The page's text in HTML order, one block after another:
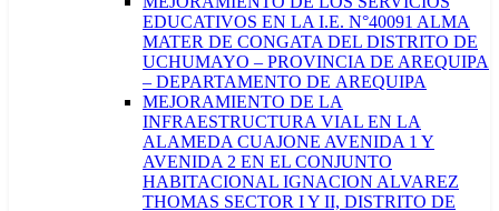
EDUCATIVOS EN LA I.E. N°40091 ALMA
MATER DE CONGATA DEL DISTRITO DE
UCHUMAYO – PROVINCIA DE AREQUIPA
– DEPARTAMENTO DE AREQUIPA
MEJORAMIENTO DE LA
INFRAESTRUCTURA VIAL EN LA
ALAMEDA CUAJONE AVENIDA 1 Y
AVENIDA 2 EN EL CONJUNTO
HABITACIONAL IGNACION ALVAREZ
THOMAS SECTOR I Y II, DISTRITO DE